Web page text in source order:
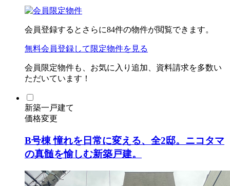
会員登録するとさらに84件の物件が閲覧できます。
無料会員登録して限定物件を見る
会員限定物件も、お気に入り追加、資料請求を多数い
ただいています！
新築一戸建て
価格変更
B号棟 憧れを日常に変える、全2邸。ニコタマ
の真髄を愉しむ新築戸建。